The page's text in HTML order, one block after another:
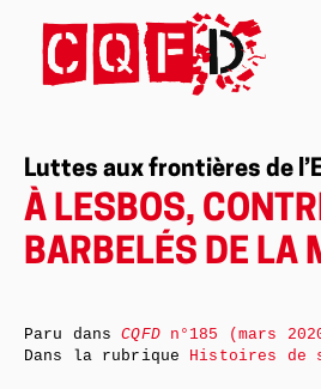
Luttes aux frontières de
À LESBOS,
BARBELÉS DE LA
Paru dansCQFDn°185 (mars
Dans la rubrique Histoires de